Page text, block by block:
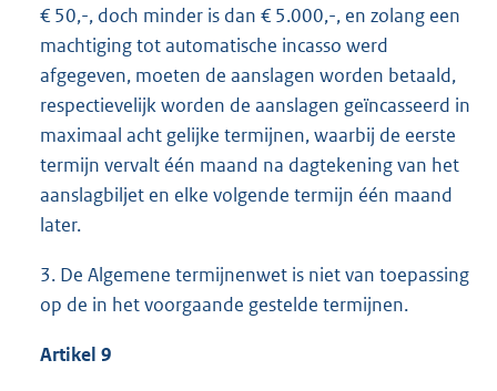
€ 50,-, doch minder is dan € 5.000,-, en zolang een
machtiging tot automatische incasso werd
afgegeven, moeten de aanslagen worden betaald,
respectievelijk worden de aanslagen geïncasseerd in
maximaal acht gelijke termijnen, waarbij de eerste
termijn vervalt één maand na dagtekening van het
aanslagbiljet en elke volgende termijn één maand
later.
3. De Algemene termijnenwet is niet van toepassing
op de in het voorgaande gestelde termijnen.
Artikel 9